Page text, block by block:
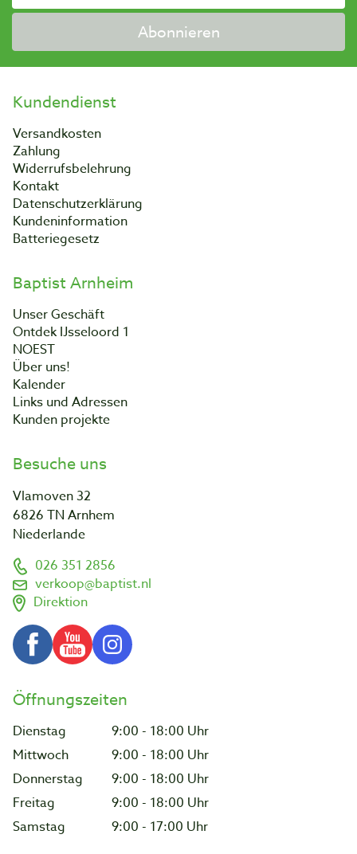
Abonnieren
Kundendienst
Versandkosten
Zahlung
Widerrufsbelehrung
Kontakt
Datenschutzerklärung
Kundeninformation
Batteriegesetz
Baptist Arnheim
Unser Geschäft
Ontdek IJsseloord 1
NOEST
Über uns!
Kalender
Links und Adressen
Kunden projekte
Besuche uns
Vlamoven 32
6826 TN Arnhem
Niederlande
026 351 2856
verkoop@baptist.nl
Direktion
Öffnungszeiten
Dienstag
9:00 - 18:00 Uhr
Mittwoch
9:00 - 18:00 Uhr
Donnerstag
9:00 - 18:00 Uhr
Freitag
9:00 - 18:00 Uhr
Samstag
9:00 - 17:00 Uhr